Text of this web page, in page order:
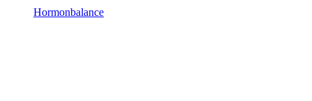
Hormonbalance